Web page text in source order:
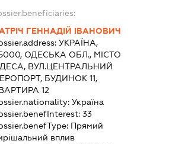
ГЕННАДІЙ ІВАНОВИЧ
УКРАЇНА,
ОДЕСЬКА ОБЛ., МІСТО
ВУЛ.ЦЕНТРАЛЬНИЙ
БУДИНОК 11,
12
Україна
33
Прямий
вплив